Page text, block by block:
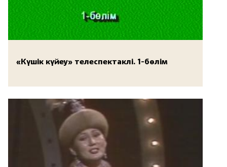
«Күшік күйеу» телеспектаклі. 1-бөлім